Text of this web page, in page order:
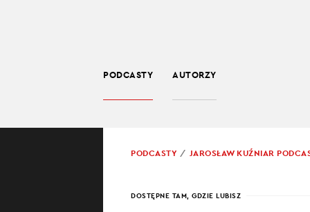
PODCASTY AUTORZY
PROWADZĄCY:
PODCASTY
JAROSŁAW KUŹNIAR
DOSTĘPNE TAM, GDZIE LUBISZ